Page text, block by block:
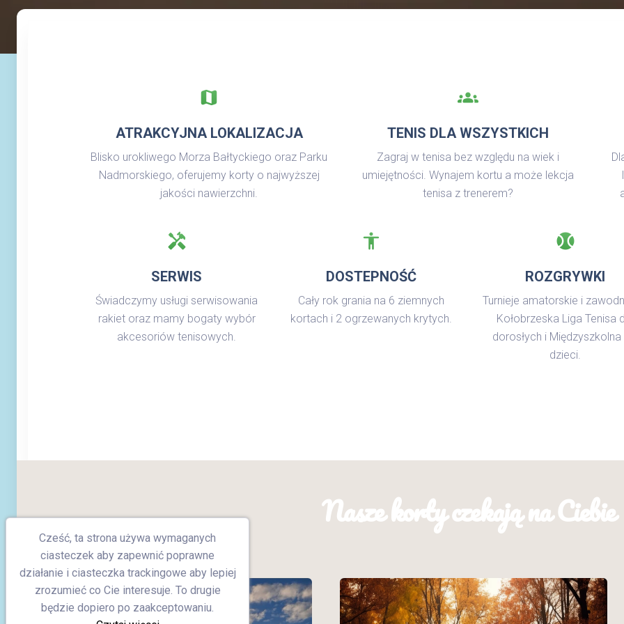
Cześć, ta strona używa wymaganych
ciasteczek aby zapewnić poprawne
działanie i ciasteczka trackingowe aby lepiej
zrozumieć co Cie interesuje. To drugie
będzie dopiero po zaakceptowaniu.
map
ATRAKCYJNA LOKALIZACJA
Blisko urokliwego Morza Bałtyckiego oraz Parku
Nadmorskiego, oferujemy korty o najwyższej
jakości nawierzchni.
groups
TENIS DLA WSZYSTKICH
Zagraj w tenisa bez względu na wiek i
umiejętności. Wynajem kortu a może lekcja
tenisa z trenerem?
handyman
SERWIS
Świadczymy usługi serwisowania
rakiet oraz mamy bogaty wybór
akcesoriów tenisowych.
accessibility
DOSTEPNOŚĆ
Cały rok grania na 6 ziemnych
kortach i 2 ogrzewanych krytych.
sports_baseball
ROZGRYWKI
Turnieje amatorskie i
Kołobrzeska Liga Tenisa
dorosłych i Międzyszkolna
dzieci.
Nasze korty czekają na Ciebie